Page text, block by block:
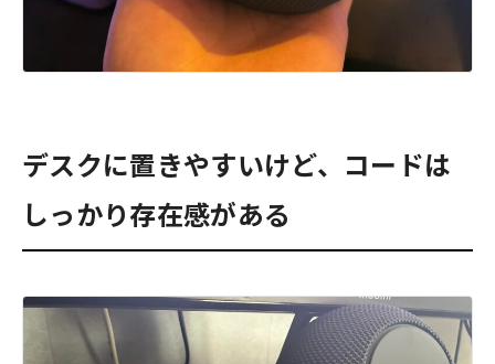
デスクに置きやすいけど、コードは
しっかり存在感がある